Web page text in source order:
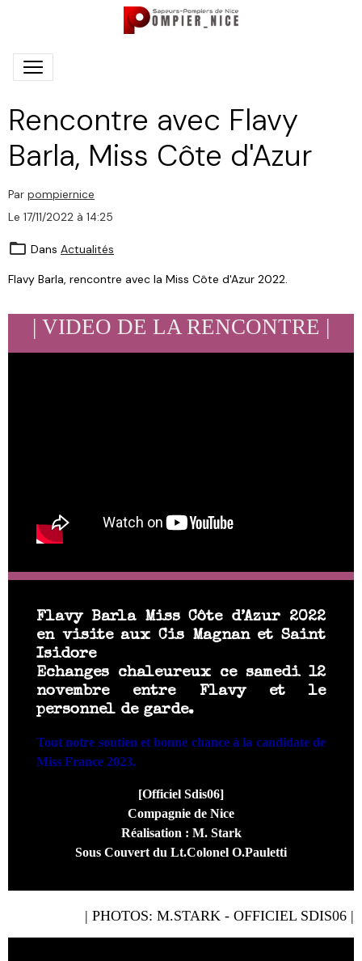
Rencontre avec Flavy
Barla, Miss Côte d'Azur
Par pompiernice
Le 17/11/2022 à 14:25
Dans Actualités
Flavy Barla, rencontre avec la Miss Côte d'Azur 2022.
| VIDEO DE LA RENCONTRE |
Flavy Barla Miss Côte d’Azur 2022
en visite aux Cis Magnan et Saint
Isidore
Echanges chaleureux ce samedi 12
novembre entre Flavy et le
personnel de garde.
Tout notre soutien et bonne chance à la candidate de
Miss France 2023.
[Officiel Sdis06]
Compagnie de Nice
Réalisation : M. Stark
Sous Couvert du Lt.Colonel O.Pauletti
| PHOTOS: M.STARK - OFFICIEL SDIS06 |